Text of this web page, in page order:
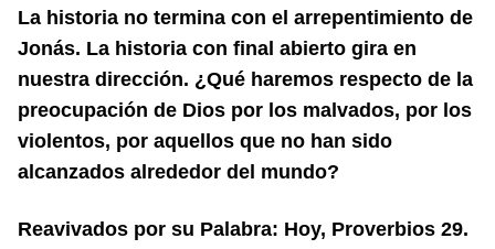
La historia no termina con el arrepentimiento de
Jonás. La historia con final abierto gira en
nuestra dirección. ¿Qué haremos respecto de la
preocupación de Dios por los malvados, por los
violentos, por aquellos que no han sido
alcanzados alrededor del mundo?
Reavivados por su Palabra: Hoy, Proverbios 29.